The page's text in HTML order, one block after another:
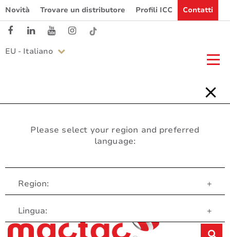
Novità Trovare un distributore Profili ICC Contatti
EU - Italiano
Please select your region and preferred
language:
Region: +
Lingua: +
Servizio clienti